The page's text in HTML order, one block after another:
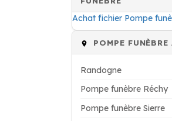
Achat fichier Pompe
POMPE
Randogne
Pompe funèbre Réchy
Pompe funèbre Sierre